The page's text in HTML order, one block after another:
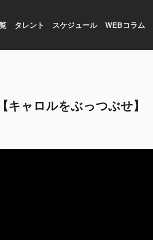
タレント スケジュール WEBコラム
ャロルをぶっつぶせ】